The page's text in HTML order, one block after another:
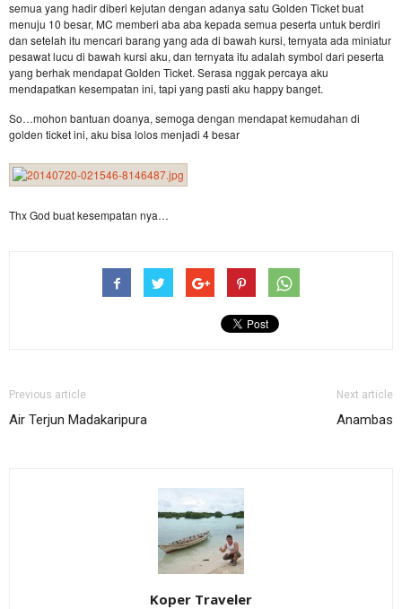
semua yang hadir diberi kejutan dengan adanya satu Golden Ticket buat
menuju 10 besar, MC memberi aba aba kepada semua peserta untuk berdiri
dan setelah itu mencari barang yang ada di bawah kursi, ternyata ada miniatur
pesawat lucu di bawah kursi aku, dan ternyata itu adalah symbol dari peserta
yang berhak mendapat Golden Ticket. Serasa nggak percaya aku
mendapatkan kesempatan ini, tapi yang pasti aku happy banget.
So…mohon bantuan doanya, semoga dengan mendapat kemudahan di
golden ticket ini, aku bisa lolos menjadi 4 besar
Thx God buat kesempatan nya…
Previous article
Air Terjun Madakaripura
Next article
Anambas
Koper Traveler